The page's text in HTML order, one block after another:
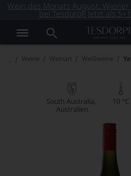
Wein des Monats August:
bei Tesdorpf! Jetzt als
Weine Weinart Weißweine
South Australia
Australien
10 °C